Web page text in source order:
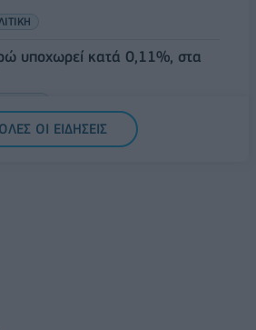
υποχωρεί κατά 0,11%, στα
ΟΛΕΣ ΟΙ ΕΙΔΗΣΕΙΣ